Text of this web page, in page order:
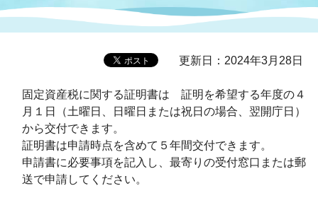
更新日：2024年3月28日
固定資産税に関する証明書は 証明を希望する年度の４
月１日（土曜日、日曜日または祝日の場合、翌開庁日）
から交付できます。
証明書は申請時点を含めて５年間交付できます。
申請書に必要事項を記入し、最寄りの受付窓口または郵
送で申請してください。